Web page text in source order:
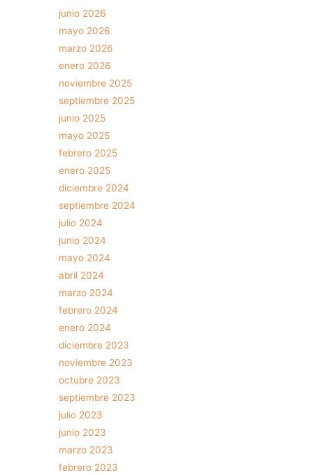
junio 2026
mayo 2026
marzo 2026
enero 2026
noviembre 2025
septiembre 2025
junio 2025
mayo 2025
febrero 2025
enero 2025
diciembre 2024
septiembre 2024
julio 2024
junio 2024
mayo 2024
abril 2024
marzo 2024
febrero 2024
enero 2024
diciembre 2023
noviembre 2023
octubre 2023
septiembre 2023
julio 2023
junio 2023
marzo 2023
febrero 2023